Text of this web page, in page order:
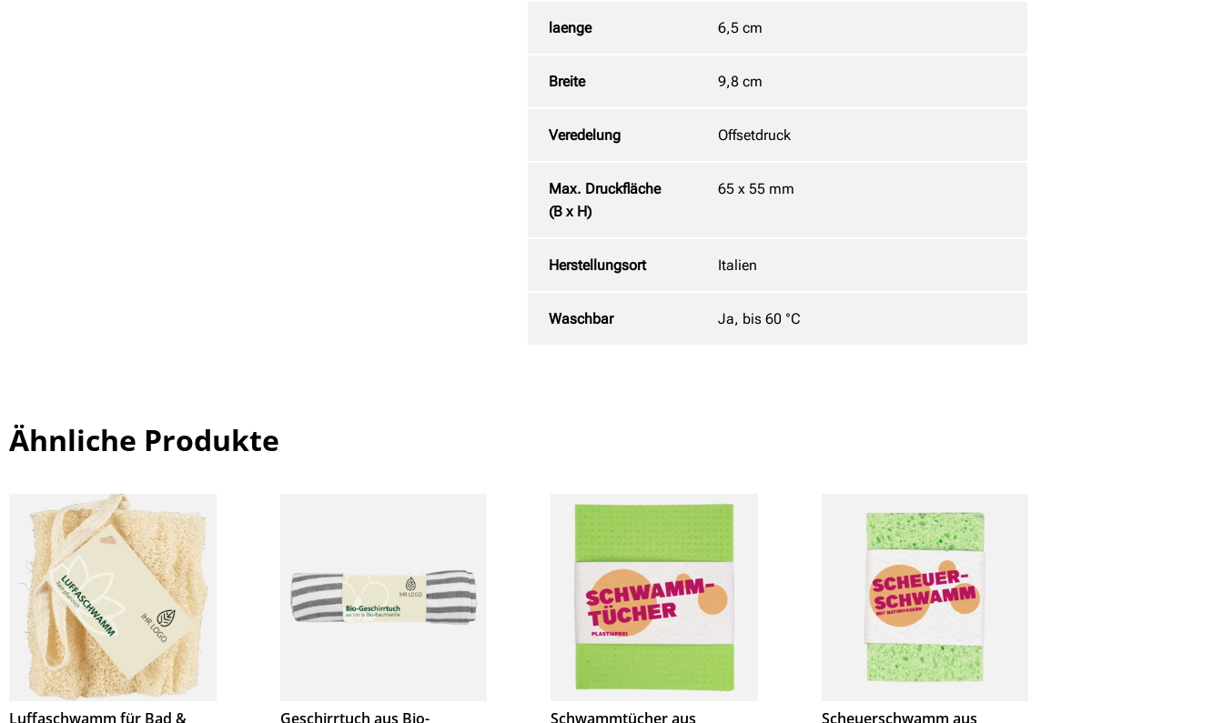
laenge 6,5 cm
Breite 9,8 cm
Veredelung Offsetdruck
Max. Druckfläche
(B x H)
65 x 55 mm
Herstellungsort Italien
Waschbar Ja, bis 60 °C
Ähnliche Produkte
Luffaschwamm für Bad & Geschirrtuch aus Bio- Schwammtücher aus Scheuerschwamm aus